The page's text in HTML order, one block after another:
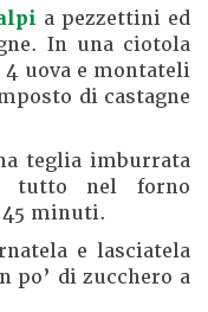
a pezzettini ed
In una ciotola
uova e montateli
di castagne
teglia imburrata
tutto nel forno
45 minuti.
e lasciatela
po’ di zucchero a